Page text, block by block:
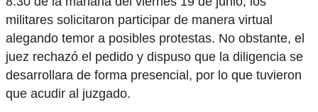
militares solicitaron participar de manera virtual
alegando temor a posibles protestas. No obstante, el
juez rechazó el pedido y dispuso que la diligencia se
desarrollara de forma presencial, por lo que tuvieron
que acudir al juzgado.